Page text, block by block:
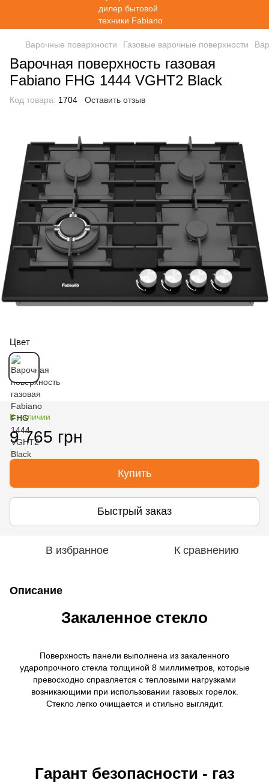
Варочные поверхности Газовые варочные поверхности
Варочная поверхность газовая
Fabiano FHG 1444 VGHT2 Black
Код товара: 1704 Оставить отзыв
Цвет
В наличии
9 765 грн
Купить
Быстрый заказ
В избранное К сравнению
Описание
Закаленное стекло
Поверхность панели выполнена из закаленного
ударопрочного стекла толщиной 8 миллиметров, которые
превосходно справляется с тепловыми нагрузками
возникающими при использовании газовых горелок.
Стекло легко очищается и стильно выглядит.
Гарант безопасности - газ